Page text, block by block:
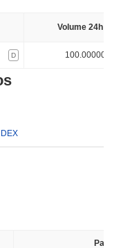
Volume 24h (%)
D 100.000000%
DEX
Par